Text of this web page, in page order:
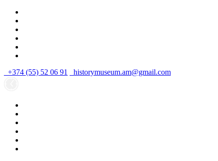
+374 (55) 52 06 91 historymuseum.am@gmail.com